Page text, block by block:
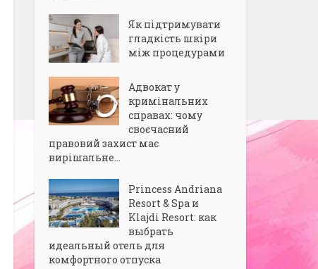
Як підтримувати
гладкість шкіри
між процедурами
Адвокат у
кримінальних
справах: чому
своєчасний
правовий захист має
вирішальне...
Princess Andriana
Resort & Spa и
Klajdi Resort: как
выбрать
идеальный отель для
комфортного отпуска